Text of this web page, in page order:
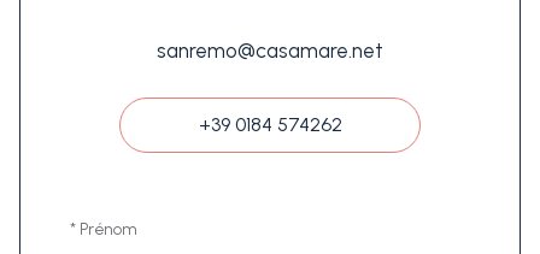
sanremo@casamare.net
+39 0184 574262
* Prénom